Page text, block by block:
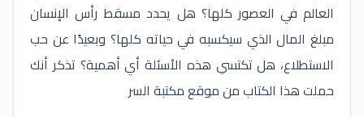
العالم في العصور كلها؟ هل يحدد مسقط رأس الإنسان
مبلغ المال الذي سيكسبه في حياته كلها؟ وبعيدًا عن حب
الاستطلاع، هل تكتسي هذه الأسئلة أي أهمية؟ تذكر أنك
حملت هذا الكتاب من موقع مكتبة السر